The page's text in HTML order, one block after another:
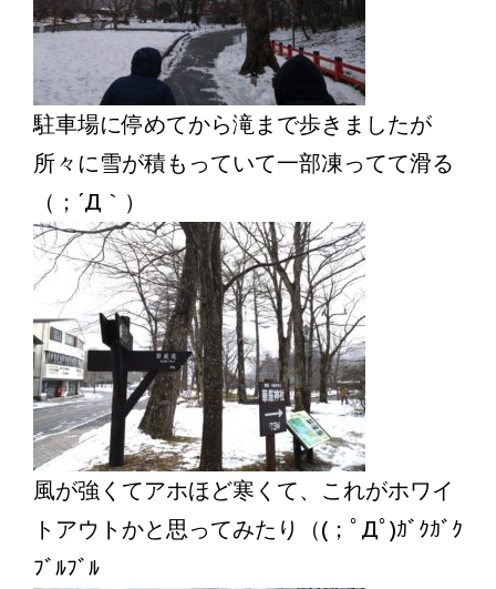
駐車場に停めてから滝まで歩きましたが
所々に雪が積もっていて一部凍ってて滑る
（；´Д｀）
風が強くてアホほど寒くて、これがホワイ
トアウトかと思ってみたり（(；ﾟДﾟ)ｶﾞｸｶﾞｸ
ﾌﾞﾙﾌﾞﾙ